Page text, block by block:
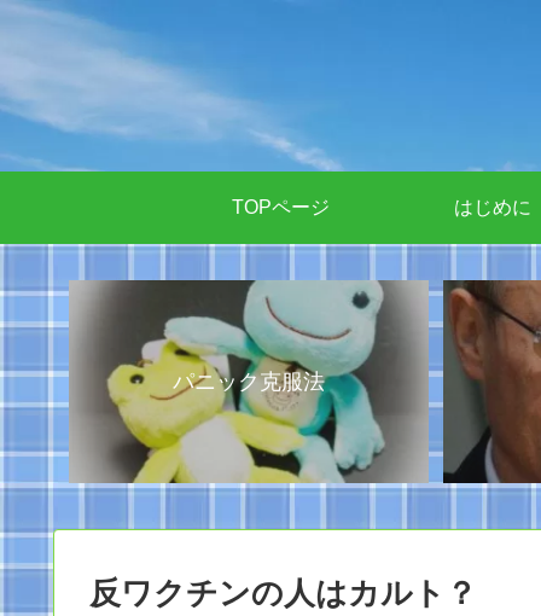
TOPページ はじめに
パニック克服法
反ワクチンの人はカルト？